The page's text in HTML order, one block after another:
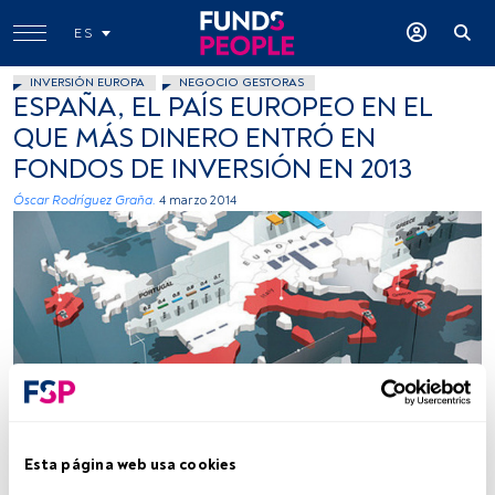
Esta página web usa cookies
ES
INVERSIÓN EUROPA NEGOCIO GESTORAS
ESPAÑA, EL PAÍS EUROPEO EN EL
QUE MÁS DINERO ENTRÓ EN
FONDOS DE INVERSIÓN EN 2013
Óscar Rodríguez Graña. 4 marzo 2014
Jamie Sneddon, Flickr, Creative Commons